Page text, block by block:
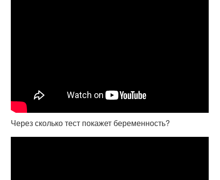
Через сколько тест покажет беременность?